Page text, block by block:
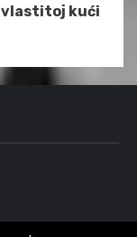
vlastitoj kući